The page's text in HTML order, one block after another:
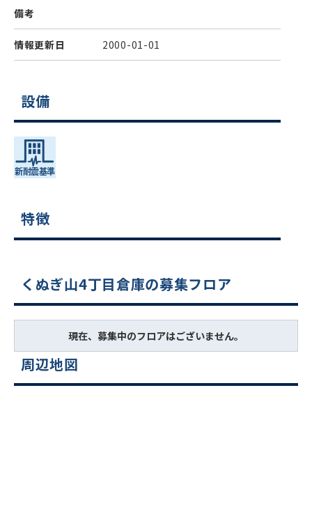
備考
情報更新日 2000-01-01
設備
特徴
くぬぎ山4丁目倉庫の募集フロア
現在、募集中のフロアはございません。
周辺地図